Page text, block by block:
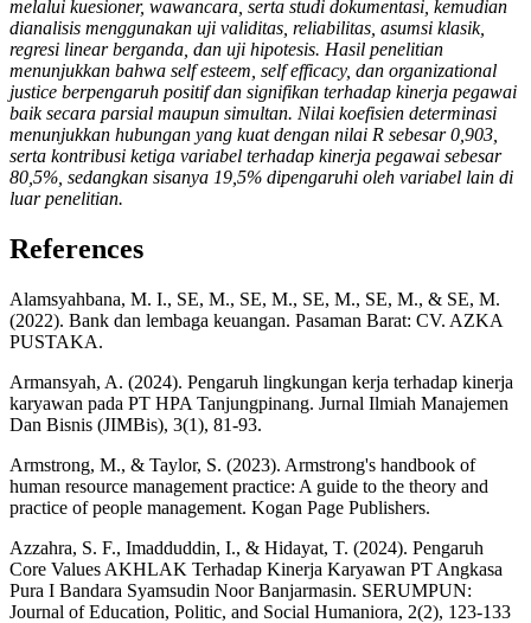
melalui kuesioner, wawancara, serta studi dokumentasi, kemudian
dianalisis menggunakan uji validitas, reliabilitas, asumsi klasik,
regresi linear berganda, dan uji hipotesis. Hasil penelitian
menunjukkan bahwa self esteem, self efficacy, dan organizational
justice berpengaruh positif dan signifikan terhadap kinerja pegawai
baik secara parsial maupun simultan. Nilai koefisien determinasi
menunjukkan hubungan yang kuat dengan nilai R sebesar 0,903,
serta kontribusi ketiga variabel terhadap kinerja pegawai sebesar
80,5%, sedangkan sisanya 19,5% dipengaruhi oleh variabel lain di
luar penelitian.
References
Alamsyahbana, M. I., SE, M., SE, M., SE, M., SE, M., & SE, M.
(2022). Bank dan lembaga keuangan. Pasaman Barat: CV. AZKA
PUSTAKA.
Armansyah, A. (2024). Pengaruh lingkungan kerja terhadap kinerja
karyawan pada PT HPA Tanjungpinang. Jurnal Ilmiah Manajemen
Dan Bisnis (JIMBis), 3(1), 81-93.
Armstrong, M., & Taylor, S. (2023). Armstrong's handbook of
human resource management practice: A guide to the theory and
practice of people management. Kogan Page Publishers.
Azzahra, S. F., Imadduddin, I., & Hidayat, T. (2024). Pengaruh
Core Values AKHLAK Terhadap Kinerja Karyawan PT Angkasa
Pura I Bandara Syamsudin Noor Banjarmasin. SERUMPUN:
Journal of Education, Politic, and Social Humaniora, 2(2), 123-133